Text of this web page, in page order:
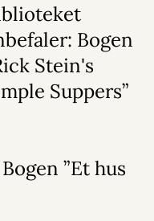
Bogen
Stein's
Suppers”
”Et hus